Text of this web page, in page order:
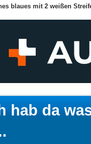
blaues mit 2 weißen
hab da